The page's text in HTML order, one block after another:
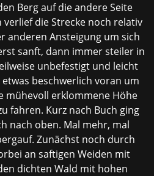
Berg auf die andere Seite
die Strecke noch relativ
anderen Ansteigung um sich
sanft, dann immer steiler in
unbefestigt und leicht
beschwerlich voran um
mühevoll erklommene Höhe
fahren. Kurz nach Buch ging
nach oben. Mal mehr, mal
Zunächst noch durch
an saftigen Weiden mit
dichten Wald mit hohen